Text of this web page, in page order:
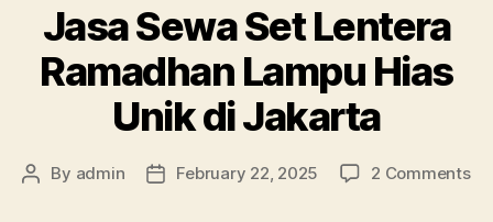
Jasa Sewa Set Lentera
Ramadhan Lampu Hias
Unik di Jakarta
Post
By admin
PostFebruary 22, 2025 2 Commentson